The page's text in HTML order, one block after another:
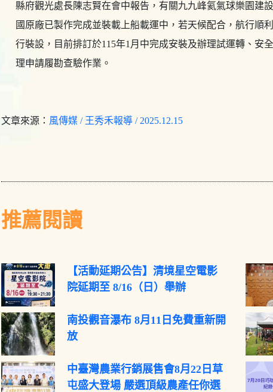
縣府觀光處長陳志賢在會中報告，有關九九峰氦氣球樂園建
國原廠已製作完成並裝載上船載運中，若天候配合，航行順
行裝設，目前排訂於115年1月中完成安裝及辦理試運轉、安
理申請履勘查驗作業。
文章來源： 風傳媒 / 王秀禾報導 / 2025.12.15
推薦閱讀
【活動延期公告】清境星空電影
院延期至 8/16（日）舉辦
南投觀音瀑布 8月11日免費重新開
放
中臺灣農業行銷展售會8月22日草
屯盛大登場 嚴選頂級農產任你選